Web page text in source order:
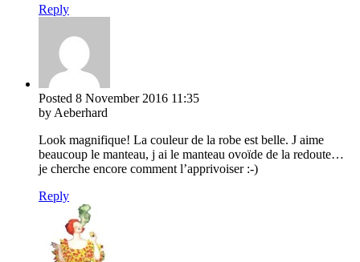
Reply
Posted 8 November 2016 11:35
by Aeberhard
Look magnifique! La couleur de la robe est belle. J aime
beaucoup le manteau, j ai le manteau ovoïde de la redoute…
je cherche encore comment l’apprivoiser :-)
Reply